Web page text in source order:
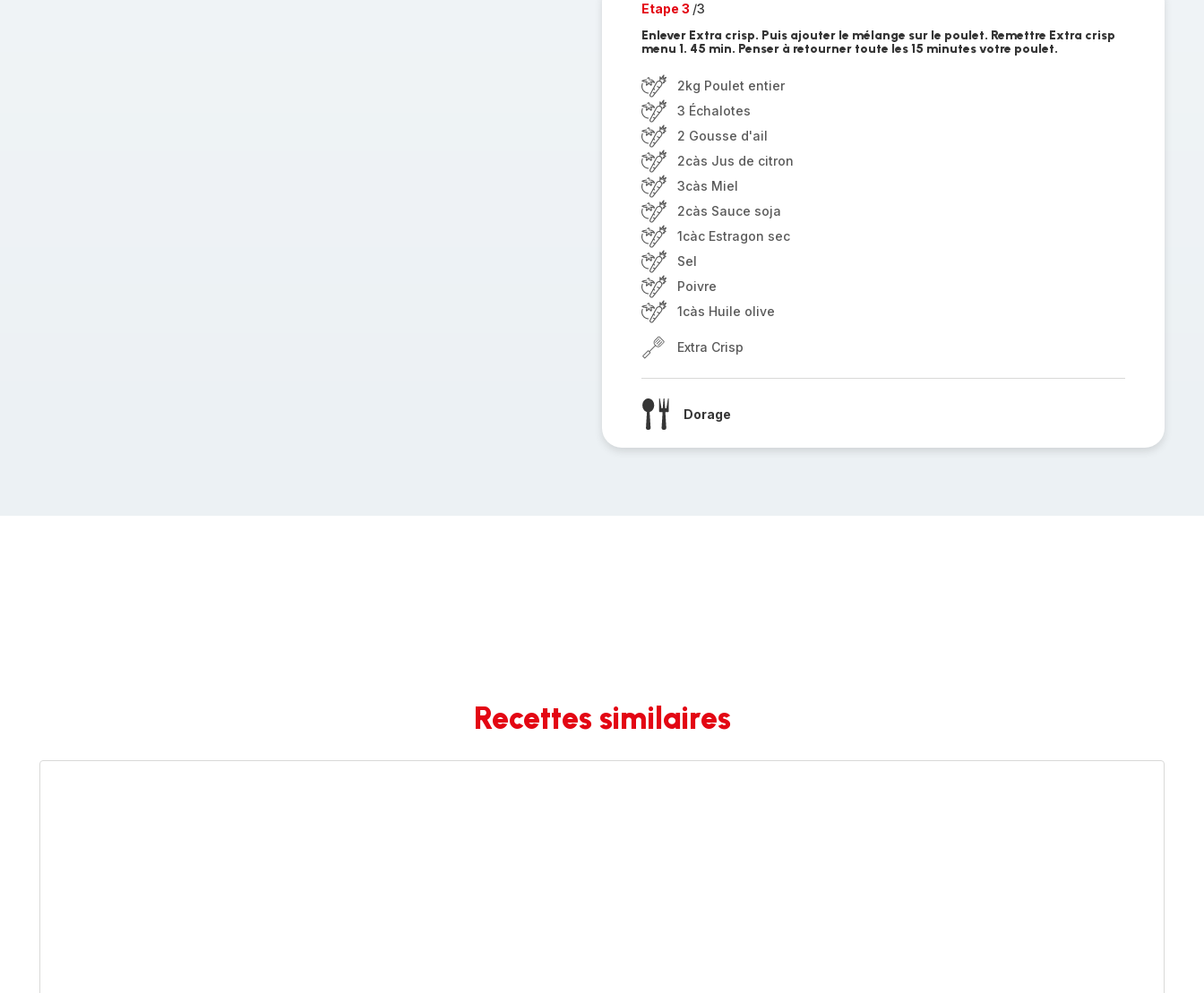
Etape 3 /3
Enlever Extra crisp. Puis ajouter le mélange sur le poulet. Remettre Extra crisp
menu 1. 45 min. Penser à retourner toute les 15 minutes votre poulet.
2kg Poulet entier
3 Échalotes
2 Gousse d'ail
2càs Jus de citron
3càs Miel
2càs Sauce soja
1càc Estragon sec
Sel
Poivre
1càs Huile olive
Extra Crisp
Dorage
Recettes similaires